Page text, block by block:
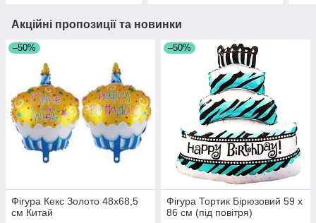
Акційні пропозиції та новинки
–50%
Фігура Кекс Золото 48х68,5
см Китай
–50%
Фігура Тортик Бірюзовий 59 х
86 см (під повітря)